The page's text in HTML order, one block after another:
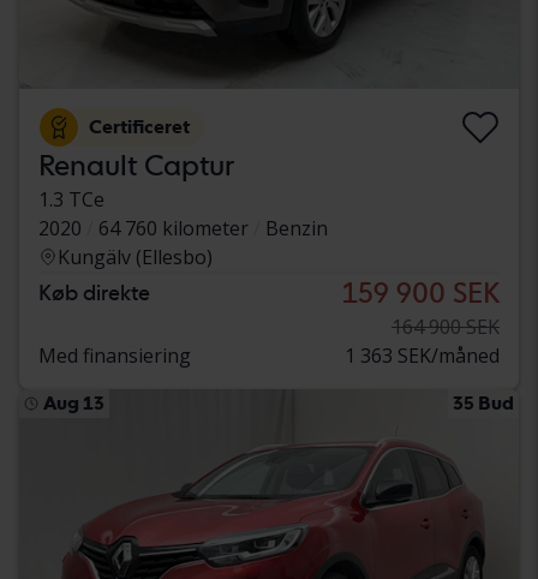
Certificeret
Renault Captur
1.3 TCe
2020
64 760 kilometer
Benzin
Kungälv (Ellesbo)
Køb direkte 159 900 SEK
164 900 SEK
Med finansiering
1 363 SEK/måned
Aug 13 35 Bud